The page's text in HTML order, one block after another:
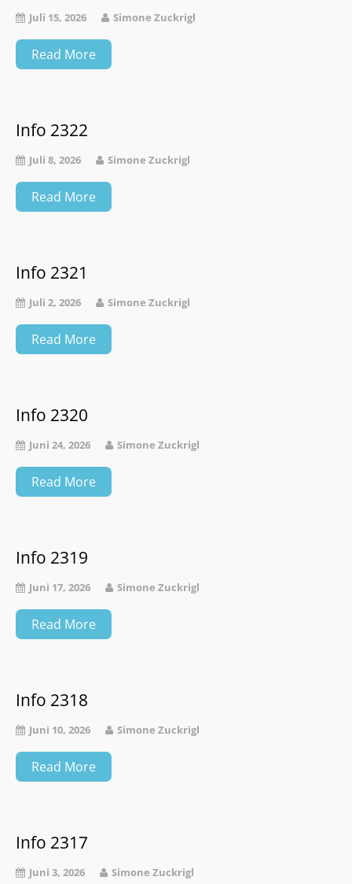
Juli 15, 2026 Simone Zuckrigl
Read More
Info 2322
Juli 8, 2026 Simone Zuckrigl
Read More
Info 2321
Juli 2, 2026 Simone Zuckrigl
Read More
Info 2320
Juni 24, 2026 Simone Zuckrigl
Read More
Info 2319
Juni 17, 2026 Simone Zuckrigl
Read More
Info 2318
Juni 10, 2026 Simone Zuckrigl
Read More
Info 2317
Juni 3, 2026 Simone Zuckrigl